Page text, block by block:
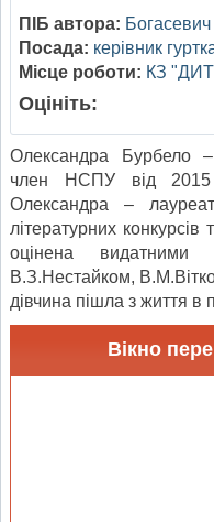
ПІБ автора: Богасевич
Посада: керівник
Місце роботи: КЗ
Оцініть:
Олександра Бурбело
член НСПУ від
Олександра –
літературних конкурсів
оцінена видатними
В.З.Нестайком,
дівчина пішла з життя в
Вікно